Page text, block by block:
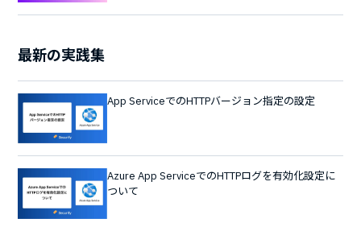
最新の実践集
App ServiceでのHTTPバージョン指定の設定
Azure App ServiceでのHTTPログを有効化設定に
ついて